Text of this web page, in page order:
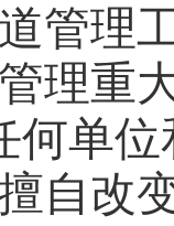
管理
理重
何单
自改